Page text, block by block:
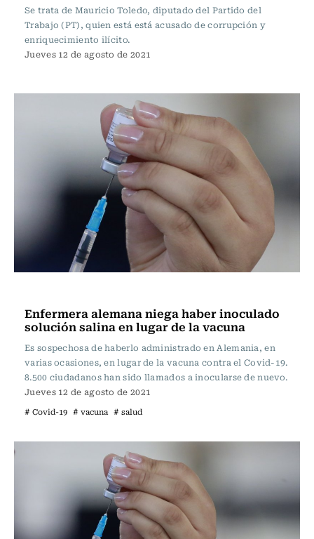
Se trata de Mauricio Toledo, diputado del Partido del
Trabajo (PT), quien está está acusado de corrupción y
enriquecimiento ilícito.
Jueves 12 de agosto de 2021
Enfermera alemana niega haber inoculado
solución salina en lugar de la vacuna
Es sospechosa de haberlo administrado en Alemania, en
varias ocasiones, en lugar de la vacuna contra el Covid-19.
8.500 ciudadanos han sido llamados a inocularse de nuevo.
Jueves 12 de agosto de 2021
# Covid-19 # vacuna # salud